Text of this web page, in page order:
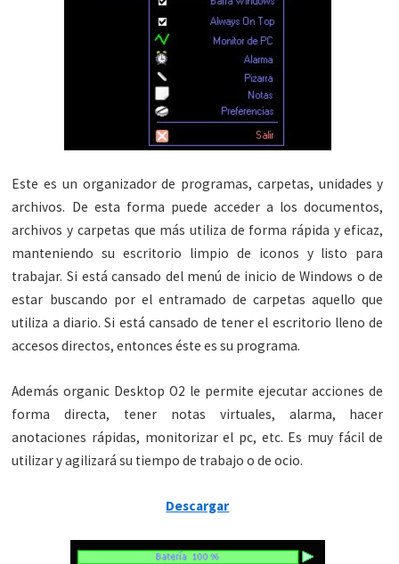
Este es un organizador de programas, carpetas, unidades y
archivos. De esta forma puede acceder a los documentos,
archivos y carpetas que más utiliza de forma rápida y eficaz,
manteniendo su escritorio limpio de iconos y listo para
trabajar. Si está cansado del menú de inicio de Windows o de
estar buscando por el entramado de carpetas aquello que
utiliza a diario. Si está cansado de tener el escritorio lleno de
accesos directos, entonces éste es su programa.
Además organic Desktop O2 le permite ejecutar acciones de
forma directa, tener notas virtuales, alarma, hacer
anotaciones rápidas, monitorizar el pc, etc. Es muy fácil de
utilizar y agilizará su tiempo de trabajo o de ocio.
Descargar